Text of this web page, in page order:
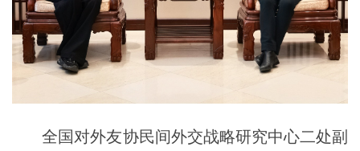
全国对外友协民间外交战略研究中心二处副